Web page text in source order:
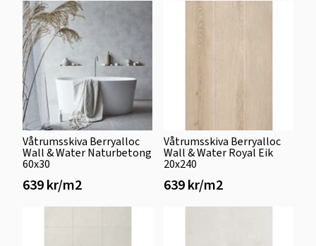
Våtrumsskiva Berryalloc
Wall & Water Naturbetong
60x30
639 kr/m2
Våtrumsskiva Berryalloc
Wall & Water Royal Eik
20x240
639 kr/m2